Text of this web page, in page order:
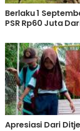
Berlaku 1
PSR Rp60 Juta
Apresiasi Dari